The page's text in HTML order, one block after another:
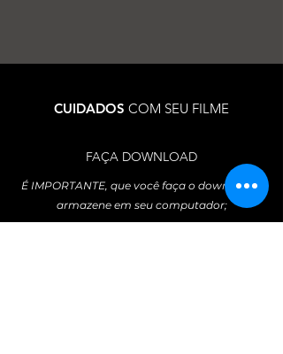
CUIDADOS COM SEU FILME
FAÇA DOWNLOAD
É IMPORTANTE, que você faça o download e
armazene em seu computador;